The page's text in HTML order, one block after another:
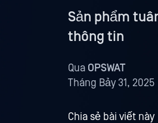
Sản phẩm
thông tin
Qua OPSWAT
Tháng Bảy 31, 2025
Chia sẻ bài viết này